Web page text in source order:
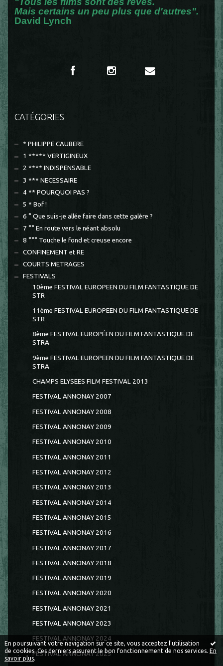
En poursuivant votre navigation sur ce site, vous acceptez l'utilisation
de cookies. Ces derniers assurent le bon fonctionnement de nos services. En
savoir plus.
Mais certains un peu plus que d'autres".
David Lynch
CATÉGORIES
* PHILIPPE CAUBERE
1 ***** VERTIGINEUX
2 **** INDISPENSABLE
3 *** NECESSAIRE
4 ** POURQUOI PAS ?
5 * Bof !
6 ° Que suis-je allée faire dans cette galère ?
7 °° En route vers le néant absolu
8 °°° Touche le fond et creuse encore
CONFINEMENT et RE
COURTS METRAGES
FESTIVALS
10ème FESTIVAL EUROPEEN DU FILM FANTASTIQUE DE
STR
11ème FESTIVAL EUROPEEN DU FILM FANTASTIQUE DE
STR
8ème FESTIVAL EUROPÉEN DU FILM FANTASTIQUE DE
STRA
9ème FESTIVAL EUROPEEN DU FILM FANTASTIQUE DE
STRA
CHAMPS ELYSEES FILM FESTIVAL 2013
FESTIVAL ANNONAY 2007
FESTIVAL ANNONAY 2008
FESTIVAL ANNONAY 2009
FESTIVAL ANNONAY 2010
FESTIVAL ANNONAY 2011
FESTIVAL ANNONAY 2012
FESTIVAL ANNONAY 2013
FESTIVAL ANNONAY 2014
FESTIVAL ANNONAY 2015
FESTIVAL ANNONAY 2016
FESTIVAL ANNONAY 2017
FESTIVAL ANNONAY 2018
FESTIVAL ANNONAY 2019
FESTIVAL ANNONAY 2020
FESTIVAL ANNONAY 2021
FESTIVAL ANNONAY 2023
FESTIVAL ANNONAY 2024
FESTIVAL ANNONAY 2025